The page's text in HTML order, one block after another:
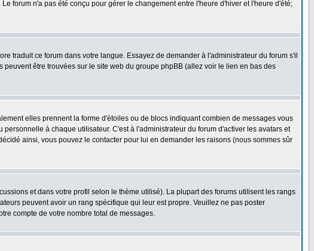
forum n'a pas été conçu pour gérer le changement entre l'heure d'hiver et l'heure d'été;
traduit ce forum dans votre langue. Essayez de demander à l'administrateur du forum s'il
être trouvées sur le site web du groupe phpBB (allez voir le lien en bas des
elles prennent la forme d'étoiles ou de blocs indiquant combien de messages vous
à chaque utilisateur. C'est à l'administrateur du forum d'activer les avatars et
ainsi, vous pouvez le contacter pour lui en demander les raisons (nous sommes sûr
et dans votre profil selon le thème utilisé). La plupart des forums utilisent les rangs
peuvent avoir un rang spécifique qui leur est propre. Veuillez ne pas poster
compte de votre nombre total de messages.